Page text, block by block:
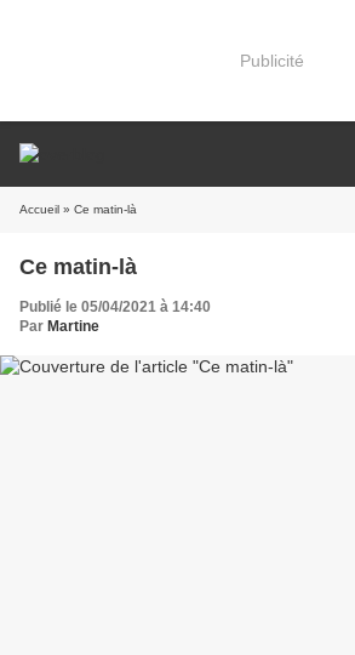
Publicité
Accueil » Ce matin-là
Ce matin-là
Publié le 05/04/2021 à 14:40
Par Martine